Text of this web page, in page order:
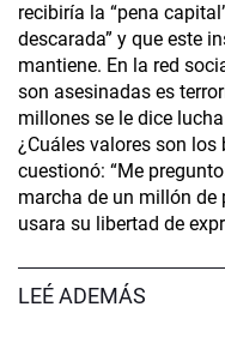
recibiría la “pena
descarada” y que este
mantiene. En la red
son asesinadas es
millones se le dice
¿Cuáles valores son los
cuestionó: “Me
marcha de un millón de
usara su libertad de
LEÉ ADEMÁS